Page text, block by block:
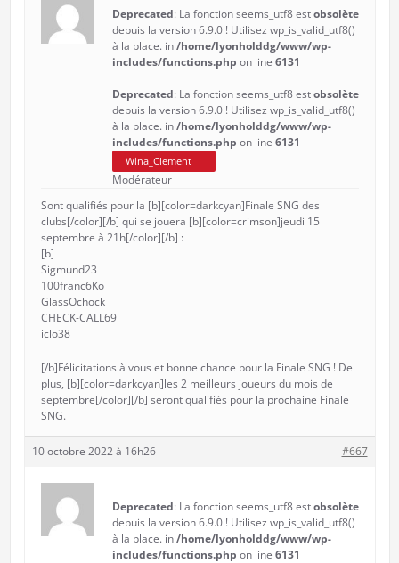
Deprecated: La fonction seems_utf8 estobsolète
depuis la version 6.9.0 ! Utilisez wp_is_valid_utf8()
à la place. in/home/lyonholddg/www/wp-
includes/functions.php on line 6131
Deprecated: La fonction seems_utf8 estobsolète
depuis la version 6.9.0 ! Utilisez wp_is_valid_utf8()
à la place. in/home/lyonholddg/www/wp-
includes/functions.php on line 6131
Wina_Clement
Modérateur
Sont qualifiés pour la [b][color=darkcyan]Finale SNG des
clubs[/color][/b] qui se jouera [b][color=crimson]jeudi 15
septembre à 21h[/color][/b] :
[b]
Sigmund23
100franc6Ko
GlassOchock
CHECK-CALL69
iclo38
[/b]Félicitations à vous et bonne chance pour la Finale SNG ! De
plus, [b][color=darkcyan]les 2 meilleurs joueurs du mois de
septembre[/color][/b] seront qualifiés pour la prochaine Finale
SNG.
10 octobre 2022 à 16h26 #667
Deprecated: La fonction seems_utf8 estobsolète
depuis la version 6.9.0 ! Utilisez wp_is_valid_utf8()
à la place. in/home/lyonholddg/www/wp-
includes/functions.php on line 6131